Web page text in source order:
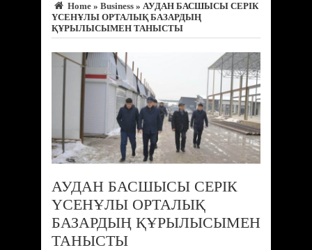
Home » Business » АУДАН БАСШЫСЫ СЕРІК
ҮСЕНҰЛЫ ОРТАЛЫҚ БАЗАРДЫҢ
ҚҰРЫЛЫСЫМЕН ТАНЫСТЫ
АУДАН БАСШЫСЫ СЕРІК
ҮСЕНҰЛЫ ОРТАЛЫҚ
БАЗАРДЫҢ ҚҰРЫЛЫСЫМЕН
ТАНЫСТЫ